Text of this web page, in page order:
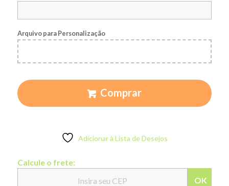
Arquivo para Personalização
Comprar
Adicionar à Lista de Desejos
Calcule o frete:
OK